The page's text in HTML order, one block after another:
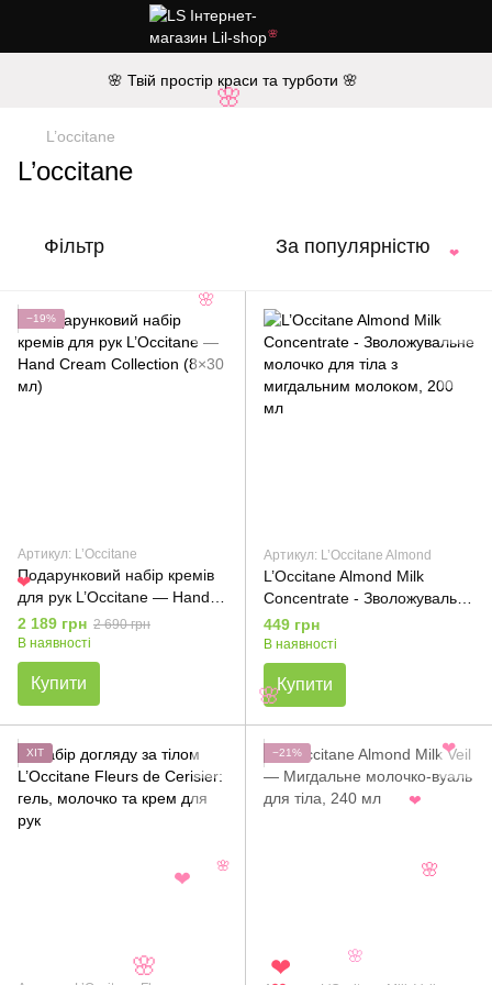
🌸 Твій простір краси та турботи 🌸
L’occitane
L’occitane
Фільтр За популярністю
−19%
Артикул: L’Occitane
Подарунковий набір кремів
для рук L’Occitane — Hand
Cream Collection (8×30 мл)
2 189 грн 2 690 грн
В наявності
Купити
Артикул: L’Occitane Almond
L’Occitane Almond Milk
Concentrate - Зволожувальне
молочко для тіла з
мигдальним молоком, 200
мл
449 грн
В наявності
Купити
ХІТ −21%
❤
🌸
🌸
🌸
🌸
❤
❤
🌸
❤
❤
🌸
❤
🌸
🌸